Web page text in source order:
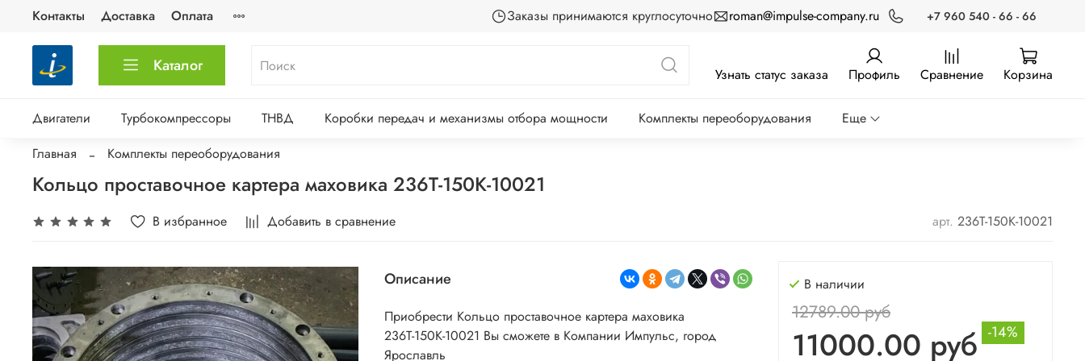
Контакты Доставка Оплата Заказы принимаются круглосуточно roman@impulse-company.ru +7 960 540 - 66 - 66
Каталог Узнать статус заказа Профиль Сравнение Корзина
Двигатели Турбокомпрессоры ТНВД Коробки передач и механизмы отбора мощности Комплекты переоборудования
Еще
Главная
Комплекты переоборудования
Кольцо проставочное картера маховика 236Т-150К-10021
В избранное Добавить в сравнение арт. 236Т-150К-10021
Описание
Приобрести Кольцо проставочное картера маховика
236Т-150К-10021 Вы сможете в Компании Импульс, город
Ярославль
В наличии
12789.00 руб
11000.00 руб -14%